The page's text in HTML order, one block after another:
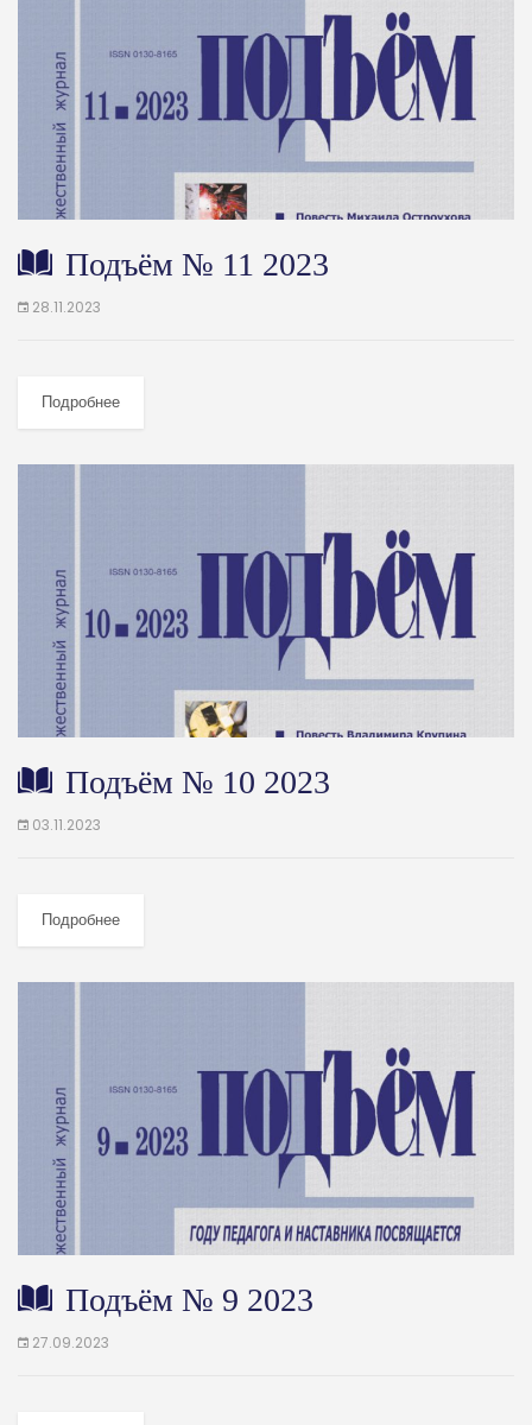
Подъём № 11 2023
28.11.2023
Подробнее
Подъём № 10 2023
03.11.2023
Подробнее
Подъём № 9 2023
27.09.2023